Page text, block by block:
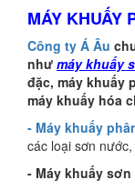
MÁY KHUẤY
Công ty Á Âu
như máy khuấy
đặc, máy khuấy
máy khuấy hóa
- Máy khuấy
các loại sơn
- Máy khuấy sơn